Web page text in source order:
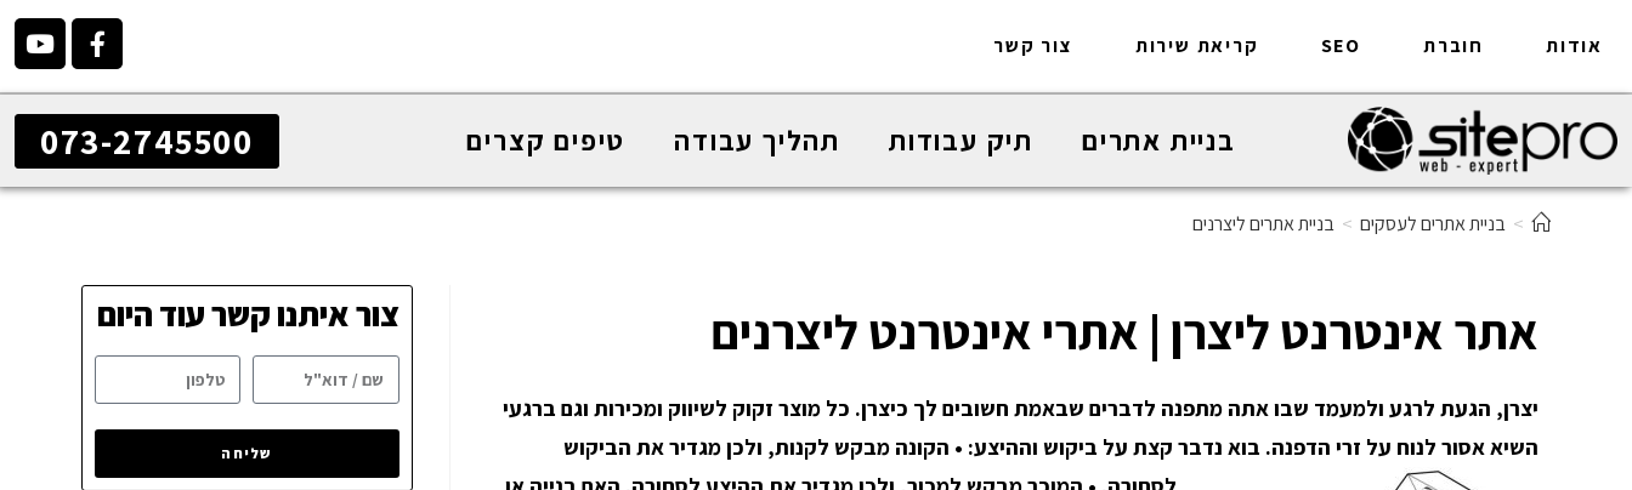
אודות חוברת SEO קריאת שירות צור קשר
בניית אתרים תיק עבודות תהליך עבודה טיפים קצרים 073-2745500
> בניית אתרים לעסקים > בניית אתרים ליצרנים
אתר אינטרנט ליצרן | אתרי אינטרנט ליצרנים
יצרן, הגעת לרגע ולמעמד שבו אתה מתפנה לדברים שבאמת חשובים לך כיצרן. כל מוצר זקוק לשיווק ומכירות וגם ברגעי
השיא אסור לנוח על זרי הדפנה. בוא נדבר קצת על ביקוש וההיצע: • הקונה מבקש לקנות, ולכן מגדיר את הביקוש
צור איתנו קשר עוד היום
שליחה